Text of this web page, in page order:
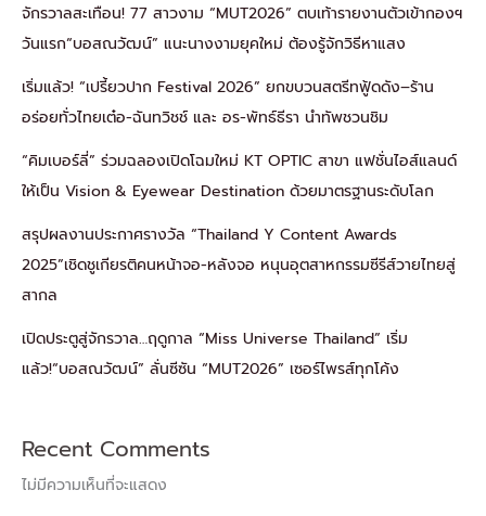
จักรวาลสะเทือน! 77 สาวงาม “MUT2026” ตบเท้ารายงานตัวเข้ากองฯ
วันแรก“บอสณวัฒน์” แนะนางงามยุคใหม่ ต้องรู้จักวิธีหาแสง
เริ่มแล้ว! “เปรี้ยวปาก Festival 2026” ยกขบวนสตรีทฟู้ดดัง–ร้าน
อร่อยทั่วไทยเต๋อ-ฉันทวิชช์ และ อร-พัทธ์ธีรา นำทัพชวนชิม
“คิมเบอร์ลี่” ร่วมฉลองเปิดโฉมใหม่ KT OPTIC สาขา แฟชั่นไอส์แลนด์
ให้เป็น Vision & Eyewear Destination ด้วยมาตรฐานระดับโลก
สรุปผลงานประกาศรางวัล “Thailand Y Content Awards
2025”เชิดชูเกียรติคนหน้าจอ-หลังจอ หนุนอุตสาหกรรมซีรีส์วายไทยสู่
สากล
เปิดประตูสู่จักรวาล…ฤดูกาล “Miss Universe Thailand” เริ่ม
แล้ว!“บอสณวัฒน์” ลั่นซีซัน “MUT2026” เซอร์ไพรส์ทุกโค้ง
Recent Comments
ไม่มีความเห็นที่จะแสดง